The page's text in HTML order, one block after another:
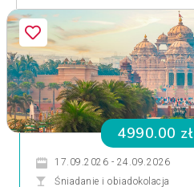
4990.00 zł
17.09.2026 - 24.09.2026
Śniadanie i obiadokolacja